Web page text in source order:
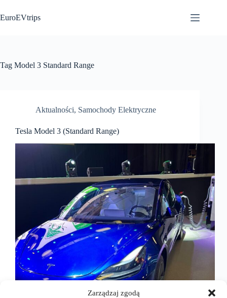
Zarządzaj zgodą
do
treści
EuroEVtrips
Tag Model 3 Standard Range
Aktualności, Samochody Elektryczne
Tesla Model 3 (Standard Range)